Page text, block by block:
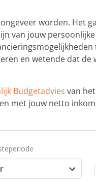
worden. Het
van jouw
en wetende dat de
Budgetadvies van
met jouw netto